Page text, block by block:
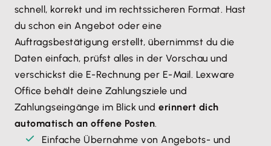
schnell, korrekt und im rechtssicheren Format. Hast
du schon ein Angebot oder eine
Auftragsbestätigung erstellt, übernimmst du die
Daten einfach, prüfst alles in der Vorschau und
verschickst die E-Rechnung per E-Mail. Lexware
Office behält deine Zahlungsziele und
Zahlungseingänge im Blick underinnert dich
automatisch an offene Posten.
Einfache Übernahme von Angebots- und